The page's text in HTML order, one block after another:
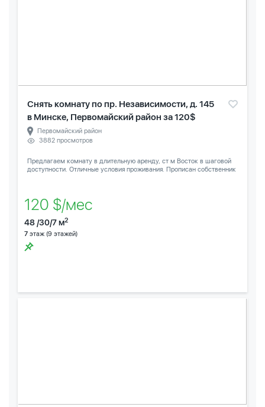
Снять комнату по пр. Независимости, д. 145
в Минске, Первомайский район за 120$
Первомайский район
3882 просмотров
Предлагаем комнату в длительную аренду, ст м Восток в шаговой
доступности. Отличные условия проживания. Прописан собственник
120 $/мес
48 /30/7 м2
7 этаж (9 этажей)